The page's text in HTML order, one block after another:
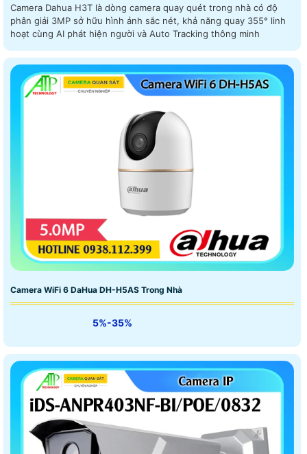
Camera Dahua H3T là dòng camera quay quét trong nhà có độ
phân giải 3MP sở hữu hình ảnh sắc nét, khả năng quay 355° linh
hoạt cùng AI phát hiện người và Auto Tracking thông minh
Camera WiFi 6 DaHua DH-H5AS Trong Nhà
5%-35%